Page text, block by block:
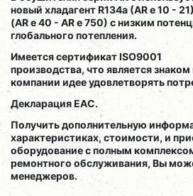
новый хладагент R134a (AR e 10 -
(AR e 40 - AR e 750) с низким
глобального потепления.
Имеется сертификат ISO9001
производства, что является
компании идее удовлетворять
Декларация EAC.
Получить дополнительную
характеристиках, стоимости, и
оборудование с полным
ремонтного обслуживания, Вы
менеджеров.